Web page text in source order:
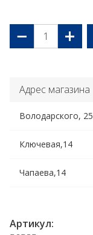
− +
Адрес магазина
Володарского, 25
Ключевая,14
Чапаева,14
Артикул: